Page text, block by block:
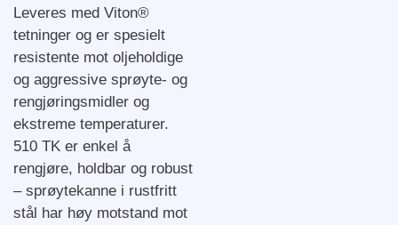
Leveres med Viton®
tetninger og er spesielt
resistente mot oljeholdige
og aggressive sprøyte- og
rengjøringsmidler og
ekstreme temperaturer.
510 TK er enkel å
rengjøre, holdbar og robust
– sprøytekanne i rustfritt
stål har høy motstand mot